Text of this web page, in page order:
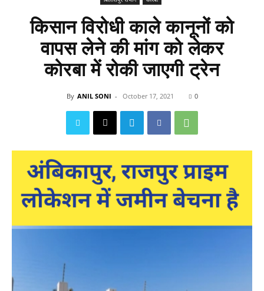
किसान विरोधी काले कानूनों को
वापस लेने की मांग को लेकर
कोरबा में रोकी जाएगी ट्रेन
By ANIL SONI - October 17, 2021 0